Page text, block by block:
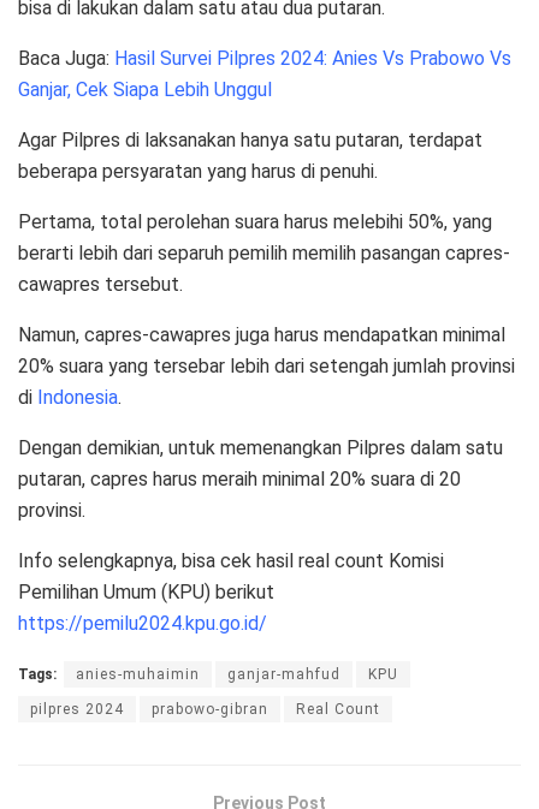
bisa di lakukan dalam satu atau dua putaran.
Baca Juga: Hasil Survei Pilpres 2024: Anies Vs Prabowo Vs
Ganjar, Cek Siapa Lebih Unggul
Agar Pilpres di laksanakan hanya satu putaran, terdapat
beberapa persyaratan yang harus di penuhi.
Pertama, total perolehan suara harus melebihi 50%, yang
berarti lebih dari separuh pemilih memilih pasangan capres-
cawapres tersebut.
Namun, capres-cawapres juga harus mendapatkan minimal
20% suara yang tersebar lebih dari setengah jumlah provinsi
di Indonesia.
Dengan demikian, untuk memenangkan Pilpres dalam satu
putaran, capres harus meraih minimal 20% suara di 20
provinsi.
Info selengkapnya, bisa cek hasil real count Komisi
Pemilihan Umum (KPU) berikut
https://pemilu2024.kpu.go.id/
Tags: anies-muhaimin ganjar-mahfud KPU
pilpres 2024 prabowo-gibran Real Count
Previous Post